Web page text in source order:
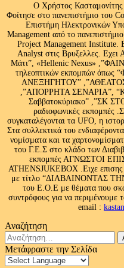
Ο Χρήστος Κασταμονίτης
Φοίτησε στο πανεπιστήμιο του
Επιστήμη Ηλεκτρονικών
Management από το
Project Management Institute.
Analyst στις Βρυξελλες. Εχει
Μάτι”, «Hellenic Nexus»
τηλεοπτικών εκπομπών
ΑΝΕΞΗΓΗΤΟΥ”
,”ΑΠΟΡΡΗΤΑ ΣΕΝΑΡΙΑ”,
Σαββατοκύριακο” ,”ΣΚ
ραδιοφωνικές εκπομπές
συγκαταλέγονται τα UFO, η
Στα συλλεκτικά του
νομίσματα και τα
του Γ.Ε.Σ στο κλάδο των
εκπομπές ΑΓΝΩΣΤΟΙ
ATHENSJUKEBOX .Ειχε επισης
με τίτλο “ΔΙΑΒΑΙΝΟΝΤΑΣ
του Ε.Ο.Ε με θέματα που
συντρόφους για να
email :
Αναζήτηση
Αναζήτηση
για:
Μετάφραστε την Σελίδα